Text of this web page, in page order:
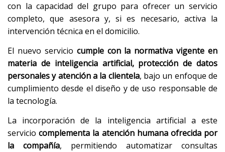
con la capacidad del grupo para ofrecer un servicio
completo, que asesora y, si es necesario, activa la
intervención técnica en el domicilio.
El nuevo servicio cumple con la normativa vigente en
materia de inteligencia artificial, protección de datos
personales y atención a la clientela, bajo un enfoque de
cumplimiento desde el diseño y de uso responsable de
la tecnología.
La incorporación de la inteligencia artificial a este
serviciocomplementa la atención humana ofrecida por
la compañía, permitiendo automatizar consultas